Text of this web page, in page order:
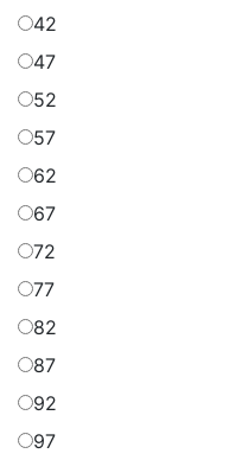
42
47
52
57
62
67
72
77
82
87
92
97